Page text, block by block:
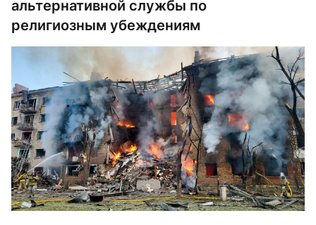
альтернативной службы по
религиозным убеждениям